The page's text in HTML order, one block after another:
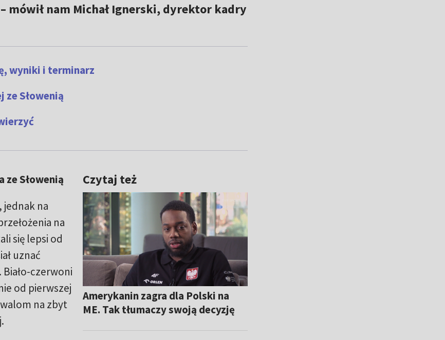
mówił nam Michał Ignerski, dyrektor kadry
wyniki i terminarz
Słowenią
Czytaj też
Amerykanin zagra dla Polski na
ME. Tak tłumaczy swoją decyzję
ze Słowenią
jednak na
na
się lepsi od
uznać
Biało-czerwoni
od pierwszej
na zbyt